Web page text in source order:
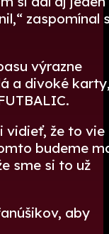
zaspomínal
výrazne
a divoké
vidieť, že to vie
budeme
sme si to už
aby